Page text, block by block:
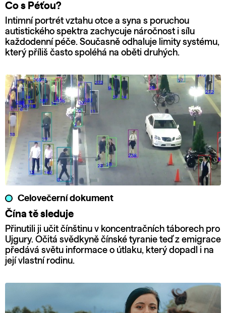
Co s Péťou?
Intimní portrét vztahu otce a syna s poruchou
autistického spektra zachycuje náročnost i sílu
každodenní péče. Současně odhaluje limity systému,
který příliš často spoléhá na oběti druhých.
Celovečerní dokument
Čína tě sleduje
Přinutili ji učit čínštinu v koncentračních táborech pro
Ujgury. Očitá svědkyně čínské tyranie teď z emigrace
předává světu informace o útlaku, který dopadl i na
její vlastní rodinu.